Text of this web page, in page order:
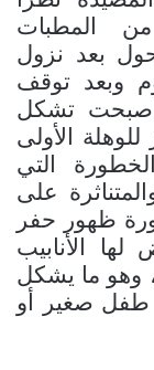
المطبات
بعد نزول
وبعد توقف
أصبحت تشكل
الأولى
التي
على
ظهور حفر
الأنابيب
وهو ما يشكل
طفل صغير أو